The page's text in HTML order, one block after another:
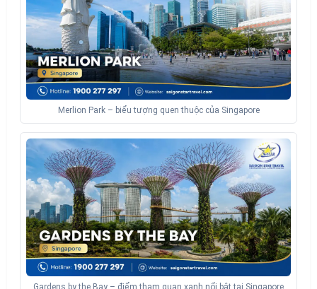
Merlion Park – biểu tượng quen thuộc của Singapore
Gardens by the Bay – điểm tham quan xanh nổi bật tại Singapore